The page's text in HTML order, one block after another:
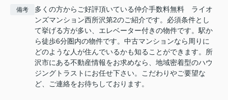
備考
多くの方からご好評頂いている仲介手数料無料 ライオ
ンズマンション西所沢第2のご紹介です。必須条件とし
て挙げる方が多い、エレベーター付きの物件です。駅か
ら徒歩6分圏内の物件です。中古マンションなら周りに
どのような人が住んでいるかも知ることができます。所
沢市にある不動産情報をお求めなら、地域密着型のハウ
ジングトラストにお任せ下さい。こだわりやご要望な
ど、ご連絡をお待ちしております。